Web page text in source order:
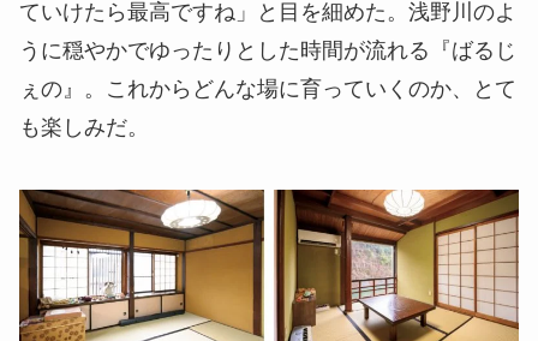
ていけたら最高ですね」と目を細めた。浅野川のよ
うに穏やかでゆったりとした時間が流れる『ばるじ
ぇの』。これからどんな場に育っていくのか、とて
も楽しみだ。